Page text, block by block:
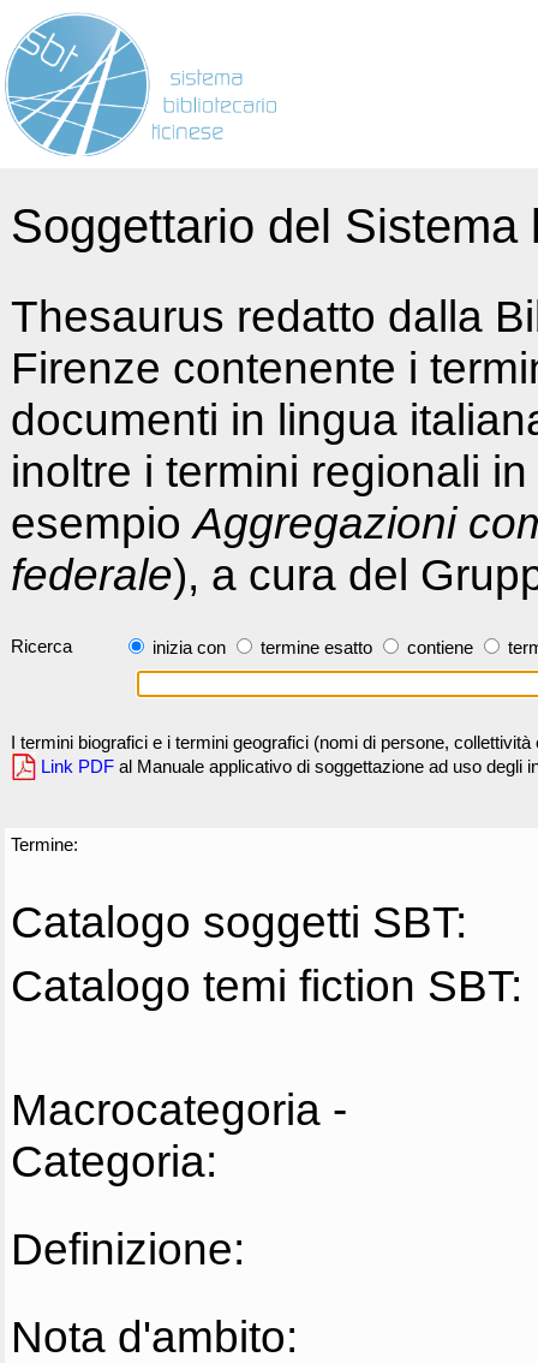
Soggettario del
Thesaurus redatto dalla
Firenze contenente i
documenti in lingua
inoltre i termini regionali
esempioAggregazioni
federale), a cura del
Ricerca inizia con termine esatto contiene
I termini biografici e i termini geografici (nomi di persone,
Link PDF al Manuale applicativo di soggettazione ad uso degli
Termine:
Catalogo soggetti SBT:
Catalogo temi fiction SBT:
Macrocategoria -
Categoria:
Definizione:
Nota d'ambito: